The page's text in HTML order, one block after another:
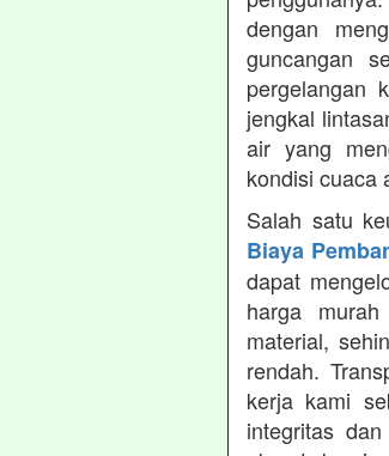
dengan
guncangan
pergelangan
jengkal
air yang
kondisi cuaca
Salah satu
Biaya
dapat
harga
material,
rendah.
kerja kami
integritas